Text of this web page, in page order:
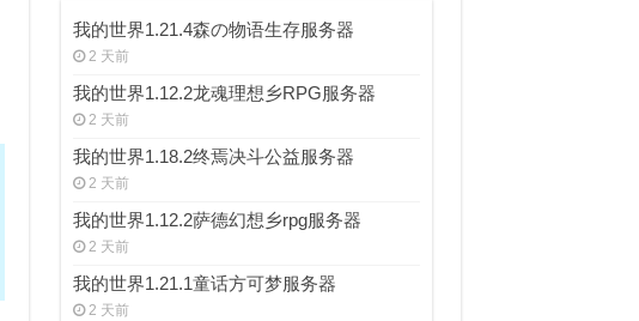
我的世界1.21.4森の物语生存服务器
2 天前
我的世界1.12.2龙魂理想乡RPG服务器
2 天前
我的世界1.18.2终焉决斗公益服务器
2 天前
我的世界1.12.2萨德幻想乡rpg服务器
2 天前
我的世界1.21.1童话方可梦服务器
2 天前